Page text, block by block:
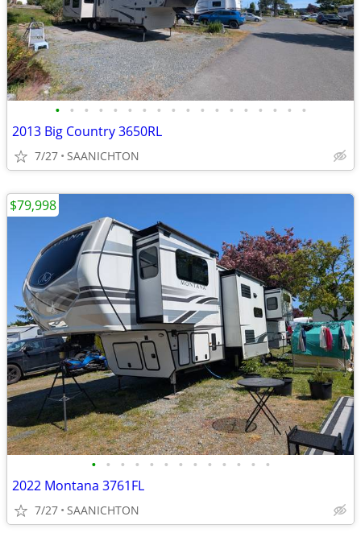
• • • • • • • • • • • • • • • • • •
2013 Big Country 3650RL
7/27 SAANICHTON
• • • • • • • • • • • • •
2022 Montana 3761FL
7/27 SAANICHTON
$79,998